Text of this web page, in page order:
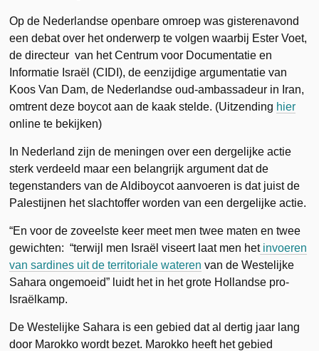
Op de Nederlandse openbare omroep was gisterenavond
een debat over het onderwerp te volgen waarbij Ester Voet,
de directeur van het Centrum voor Documentatie en
Informatie Israël (CIDI), de eenzijdige argumentatie van
Koos Van Dam, de Nederlandse oud-ambassadeur in Iran,
omtrent deze boycot aan de kaak stelde. (Uitzending hier
online te bekijken)
In Nederland zijn de meningen over een dergelijke actie
sterk verdeeld maar een belangrijk argument dat de
tegenstanders van de Aldiboycot aanvoeren is dat juist de
Palestijnen het slachtoffer worden van een dergelijke actie.
“En voor de zoveelste keer meet men twee maten en twee
gewichten: “terwijl men Israël viseert laat men hetinvoeren
van sardines uit de territoriale wateren van de Westelijke
Sahara ongemoeid” luidt het in het grote Hollandse pro-
Israëlkamp.
De Westelijke Sahara is een gebied dat al dertig jaar lang
door Marokko wordt bezet. Marokko heeft het gebied